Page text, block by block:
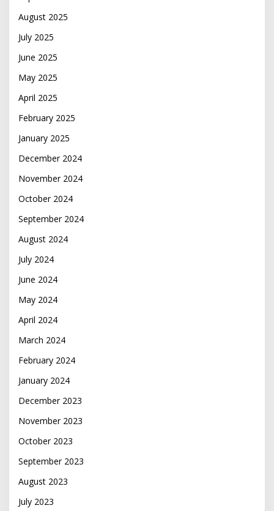
August 2025
July 2025
June 2025
May 2025
April 2025
February 2025
January 2025
December 2024
November 2024
October 2024
September 2024
August 2024
July 2024
June 2024
May 2024
April 2024
March 2024
February 2024
January 2024
December 2023
November 2023
October 2023
September 2023
August 2023
July 2023